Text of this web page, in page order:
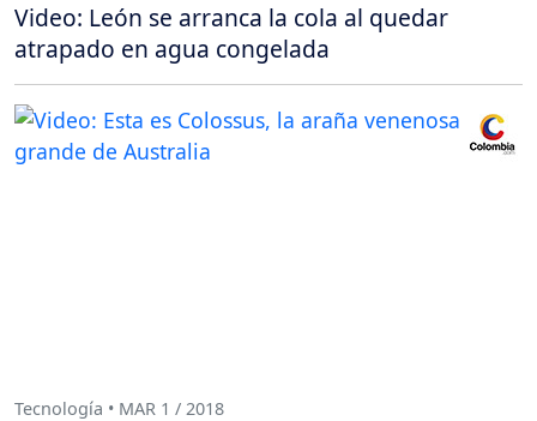
Video: León se arranca la cola al quedar
atrapado en agua congelada
Tecnología • MAR 1 / 2018